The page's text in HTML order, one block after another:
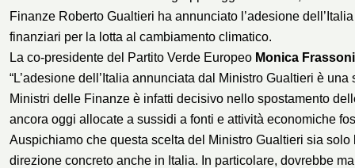
Finanze Roberto Gualtieri ha annunciato l’adesione
finanziari per la lotta al cambiamento climatico.
La co-presidente del Partito Verde Europeo Monica Frassoni
“L’adesione dell’Italia annunciata dal Ministro Gualtieri è
Ministri delle Finanze è infatti decisivo nello spostamento
ancora oggi allocate a sussidi a fonti e attività economiche
Auspichiamo che questa scelta del Ministro Gualtieri sia solo
direzione concreto anche in Italia. In particolare, dovrebbe